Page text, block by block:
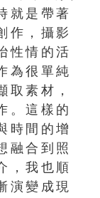
就是帶著
作，攝影
性情的活
為很單純
取素材，
。這樣的
時間的增
融合到照
，我也順
演變成現